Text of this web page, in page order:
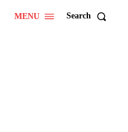
MENU Search